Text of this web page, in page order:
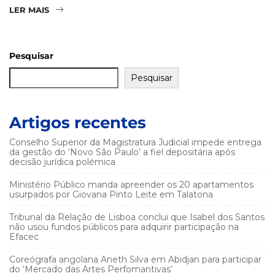
LER MAIS
Pesquisar
Pesquisar
Artigos recentes
Conselho Superior da Magistratura Judicial impede entrega
da gestão do ‘Novo São Paulo’ a fiel depositária após
decisão jurídica polémica
Ministério Público manda apreender os 20 apartamentos
usurpados por Giovana Pinto Leite em Talatona
Tribunal da Relação de Lisboa conclui que Isabel dos Santos
não usou fundos públicos para adquirir participação na
Efacec
Coreógrafa angolana Aneth Silva em Abidjan para participar
do ‘Mercado das Artes Perfomantivas’